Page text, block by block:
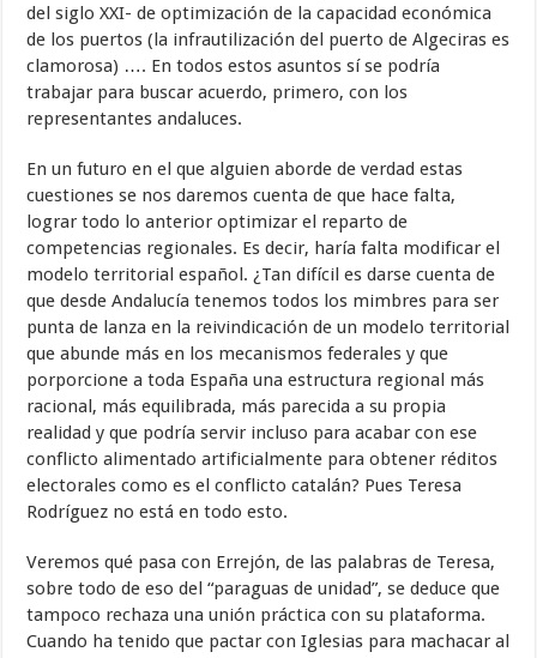
del siglo XXI- de optimización de la capacidad económica
de los puertos (la infrautilización del puerto de Algeciras es
clamorosa) …. En todos estos asuntos sí se podría
trabajar para buscar acuerdo, primero, con los
representantes andaluces.
En un futuro en el que alguien aborde de verdad estas
cuestiones se nos daremos cuenta de que hace falta,
lograr todo lo anterior optimizar el reparto de
competencias regionales. Es decir, haría falta modificar el
modelo territorial español. ¿Tan difícil es darse cuenta de
que desde Andalucía tenemos todos los mimbres para ser
punta de lanza en la reivindicación de un modelo territorial
que abunde más en los mecanismos federales y que
porporcione a toda España una estructura regional más
racional, más equilibrada, más parecida a su propia
realidad y que podría servir incluso para acabar con ese
conflicto alimentado artificialmente para obtener réditos
electorales como es el conflicto catalán? Pues Teresa
Rodríguez no está en todo esto.
Veremos qué pasa con Errejón, de las palabras de Teresa,
sobre todo de eso del “paraguas de unidad”, se deduce que
tampoco rechaza una unión práctica con su plataforma.
Cuando ha tenido que pactar con Iglesias para machacar al